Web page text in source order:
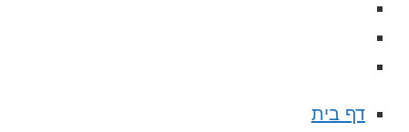
דף בית